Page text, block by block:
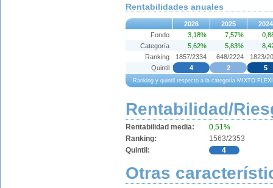
Rentabilidades anuales
2026 2025 2024
Ranking y quintil respecto a la categoría MIXTO
Fondo 3,18% 7,57%
Categoría
5,62% 5,83%
Ranking
1857/2334 648/2224
1823/
Quintil
4 2 5
Rentabilidad/
Rentabilidad media:
0,51%
Ranking:
1563/2353
Quintil:
4
Otras